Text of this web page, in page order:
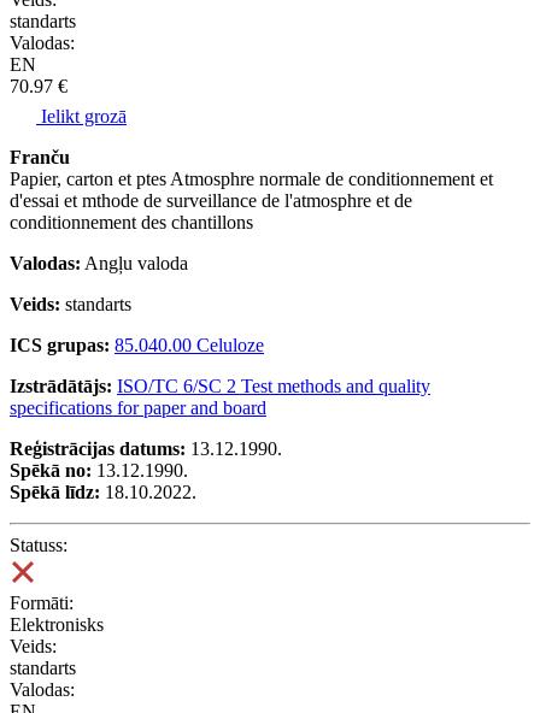
standarts
Valodas:
EN
70.97 €
Ielikt grozā
Franču
Papier, carton et ptes Atmosphre normale de conditionnement et
d'essai et mthode de surveillance de l'atmosphre et de
conditionnement des chantillons
Valodas: Angļu valoda
Veids: standarts
ICS grupas: 85.040.00 Celuloze
Izstrādātājs: ISO/TC 6/SC 2 Test methods and quality
specifications for paper and board
Reģistrācijas datums: 13.12.1990.
Spēkā no: 13.12.1990.
Spēkā līdz: 18.10.2022.
Statuss:
Formāti:
Elektronisks
Veids:
standarts
Valodas: